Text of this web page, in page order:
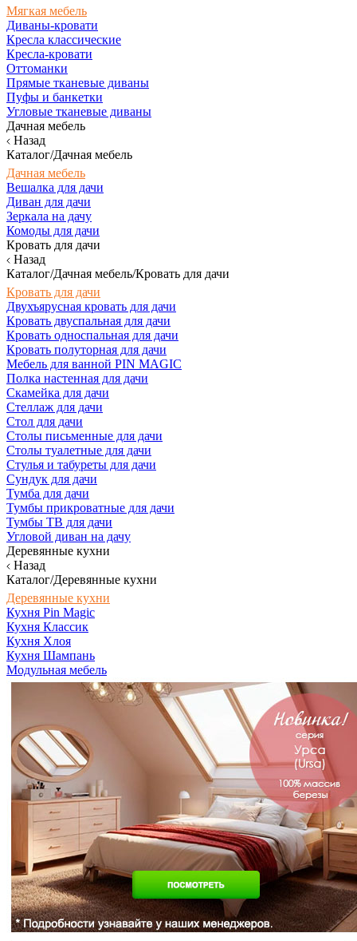
Мягкая мебель
Диваны-кровати
Кресла классические
Кресла-кровати
Оттоманки
Прямые тканевые диваны
Пуфы и банкетки
Угловые тканевые диваны
Дачная мебель
Назад
Каталог/Дачная мебель
Дачная мебель
Вешалка для дачи
Диван для дачи
Зеркала на дачу
Комоды для дачи
Кровать для дачи
Назад
Каталог/Дачная мебель/Кровать для дачи
Кровать для дачи
Двухъярусная кровать для дачи
Кровать двуспальная для дачи
Кровать односпальная для дачи
Кровать полуторная для дачи
Мебель для ванной PIN MAGIC
Полка настенная для дачи
Скамейка для дачи
Стеллаж для дачи
Стол для дачи
Столы письменные для дачи
Столы туалетные для дачи
Стулья и табуреты для дачи
Сундук для дачи
Тумба для дачи
Тумбы прикроватные для дачи
Тумбы ТВ для дачи
Угловой диван на дачу
Деревянные кухни
Назад
Каталог/Деревянные кухни
Деревянные кухни
Кухня Pin Magic
Кухня Классик
Кухня Хлоя
Кухня Шампань
Модульная мебель